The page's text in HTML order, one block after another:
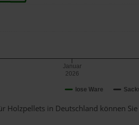
lose Ware
Januar
2026
Holzpellets in Deutschland können